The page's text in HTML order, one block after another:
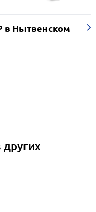
Нытвенском